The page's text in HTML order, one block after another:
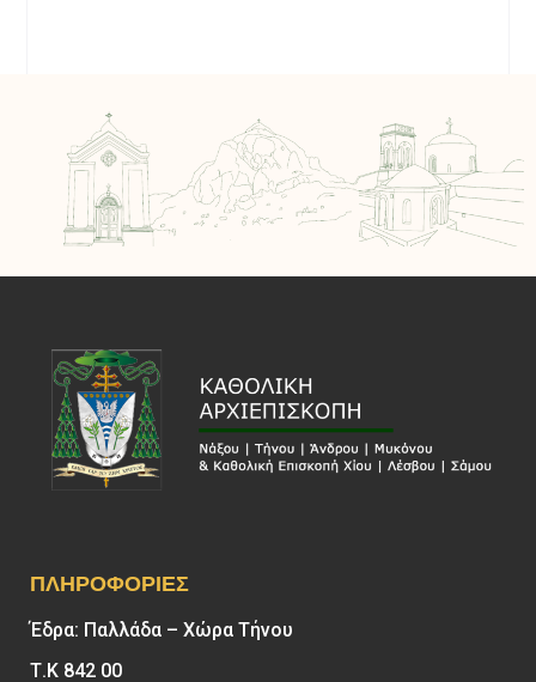
ΠΛΗΡΟΦΟΡΊΕΣ
Έδρα: Παλλάδα – Χώρα Τήνου
Τ.Κ 842 00